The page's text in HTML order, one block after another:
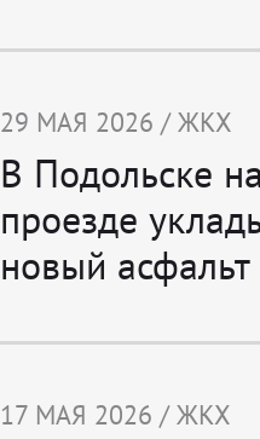
29 МАЯ 2026 / ЖКХ
В Подольске
проезде
новый асфальт
17 МАЯ 2026 / ЖКХ